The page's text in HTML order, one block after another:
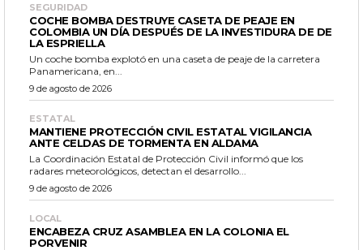
SEGURIDAD
COCHE BOMBA DESTRUYE CASETA DE PEAJE EN
COLOMBIA UN DÍA DESPUÉS DE LA INVESTIDURA DE DE
LA ESPRIELLA
Un coche bomba explotó en una caseta de peaje de la carretera
Panamericana, en...
9 de agosto de 2026
ESTATAL
MANTIENE PROTECCIÓN CIVIL ESTATAL VIGILANCIA
ANTE CELDAS DE TORMENTA EN ALDAMA
La Coordinación Estatal de Protección Civil informó que los
radares meteorológicos, detectan el desarrollo...
9 de agosto de 2026
LOCAL
ENCABEZA CRUZ ASAMBLEA EN LA COLONIA EL
PORVENIR